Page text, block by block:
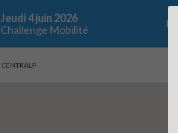
Jeudi 4 juin 2026
Challenge Mobilité
CENTRALP